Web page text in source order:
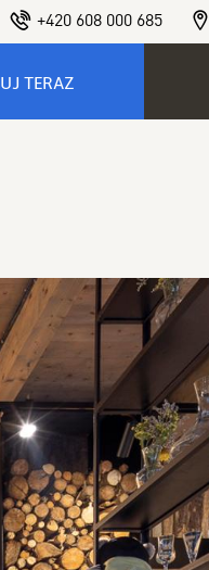
+420 608 000 685
TERAZ